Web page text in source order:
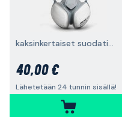
kaksinkertaiset suodatinpidikkeet
40,00 €
Lähetetään 24 tunnin sisällä!